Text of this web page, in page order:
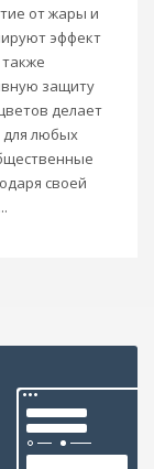
от жары и
эффект
защиту
делает
любых
своей